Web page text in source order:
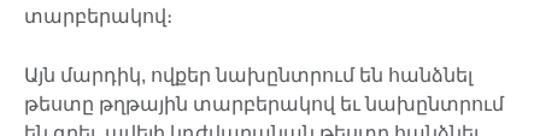
տարբերակով։
Այն մարդիկ, ովքեր նախընտրում են հանձնել
թեստը թղթային տարբերակով եւ նախընտրում